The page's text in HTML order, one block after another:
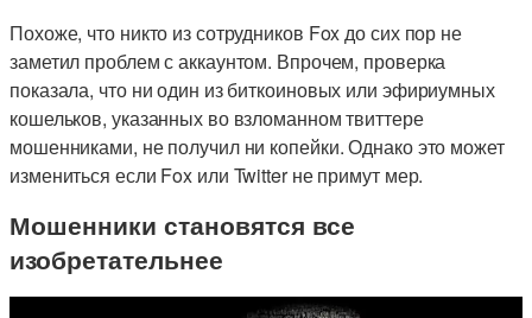
Похоже, что никто из сотрудников Fox до сих пор не
заметил проблем с аккаунтом. Впрочем, проверка
показала, что ни один из биткоиновых или эфириумных
кошельков, указанных во взломанном твиттере
мошенниками, не получил ни копейки. Однако это может
измениться если Fox или Twitter не примут мер.
Мошенники становятся все
изобретательнее